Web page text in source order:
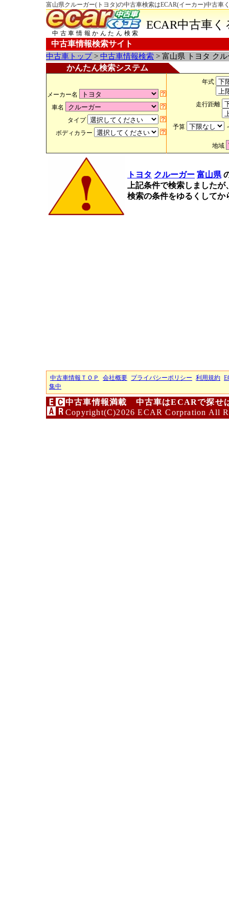
富山県クルーガー(トヨタ)の中古車検索はECAR(イーカー)中古車
中古車情報かんたん検索
ECAR中古車
中古車情報検索サイト
中古車トップ> 中古車情報検索 > 富山県 トヨタ ク
かんたん検索システム
メーカー名
車名
タイプ
ボディカラー
年式
走行距離
予算
地域
トヨタ クルーガー 富山県
上記条件で検索しました
検索の条件をゆるくして
中古車情報ＴＯＰ 会社概要 プライバシーポリシー 利用規約
集中
中古車情報満載 中古車はECARで探せ
Copyright(C)2026 ECAR Corpration All